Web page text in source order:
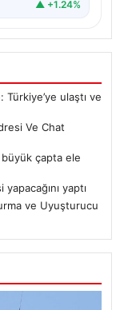
▲ +1.24%
ulaştı ve
Ve Chat
büyük çapta ele
yaptı
ve Uyuşturucu